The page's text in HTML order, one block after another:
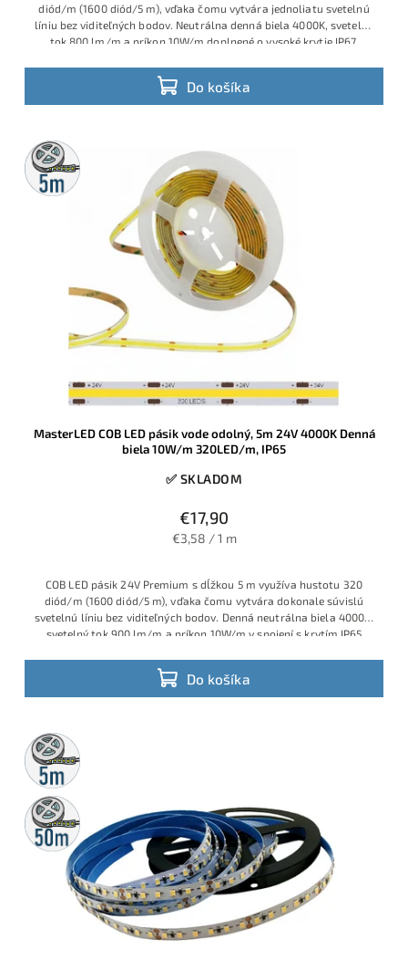
Do košíka
diód/m (1600 diód/5 m), vďaka čomu vytvára jednoliatu svetelnú
líniu bez viditeľných bodov. Neutrálna denná biela 4000K, svetelný
tok 800 lm/m a príkon 10W/m doplnené o vysoké krytie IP67,
wellness a iné vlhké prostredia.
5m
rolka
MasterLED COB LED pásik vode odolný, 5m 24V 4000K Denná
biela 10W/m 320LED/m, IP65
✅ SKLADOM
€17,90
€3,58 / 1 m
Do košíka
COB LED pásik 24V Premium s dĺžkou 5 m využíva hustotu 320
diód/m (1600 diód/5 m), vďaka čomu vytvára dokonale súvislú
svetelnú líniu bez viditeľných bodov. Denná neutrálna biela 4000K,
svetelný tok 900 lm/m a príkon 10W/m v spojení s krytím IP65
kuchynské linky, kúpeľne aj exteriérové lišty a pergoly.
5m
rolka
50m
rolka